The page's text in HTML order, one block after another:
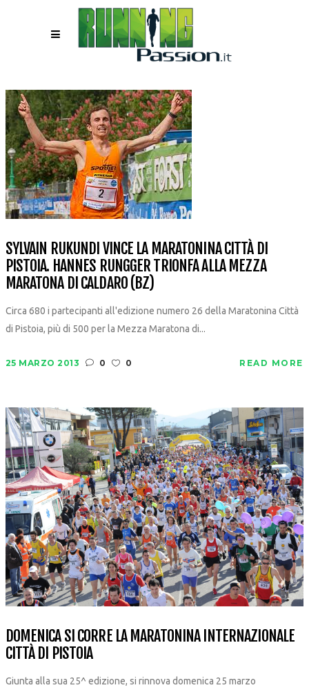
SYLVAIN RUKUNDI VINCE LA MARATONINA CITTÀ DI
PISTOIA. HANNES RUNGGER TRIONFA ALLA MEZZA
MARATONA DI CALDARO (BZ)
Circa 680 i partecipanti all'edizione numero 26 della Maratonina Città
di Pistoia, più di 500 per la Mezza Maratona di...
25 MARZO 2013 0 0 READ MORE
DOMENICA SI CORRE LA MARATONINA INTERNAZIONALE
CITTÀ DI PISTOIA
Giunta alla sua 25^ edizione, si rinnova domenica 25 marzo